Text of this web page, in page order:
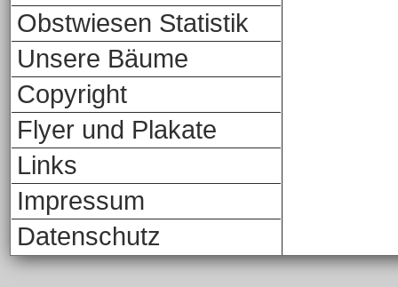
Obstwiesen Statistik
Unsere Bäume
Copyright
Flyer und Plakate
Links
Impressum
Datenschutz